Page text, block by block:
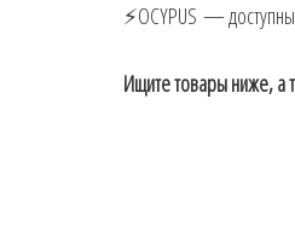
⚡️OCYPUS —
Ищите товары ниже, а